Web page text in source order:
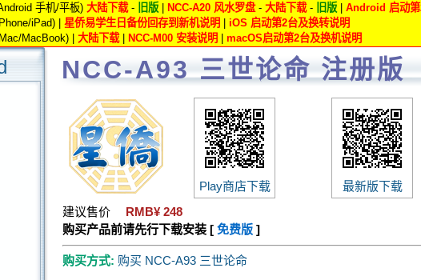
手机/平板) 大陆下载- 旧版 NCC-A20 风水罗盘- 大陆下载- 旧版
Android 启动第
iPad) | 星侨易学生日备份回存到新机说明
iOS 启动第2台及换转说明
MacBook) | 大陆下载| NCC-M00 安装说明 macOS启动第2台及换机说明
NCC-A93 三世论命 注册版
Play商店下载 最新版下载
建议售价
RMB¥ 248
购买产品前请先行下载安装 [ 免费版 ]
购买方式: 购买 NCC-A93 三世论命